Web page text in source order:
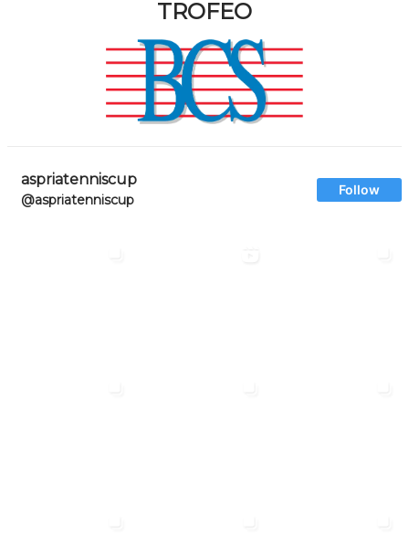
TROFEO
aspriatenniscup
@aspriatenniscup
Follow